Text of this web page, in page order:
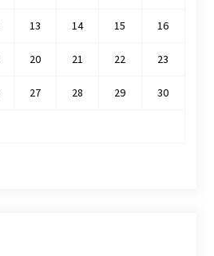
13 14 15 16
20 21 22 23
27 28 29 30